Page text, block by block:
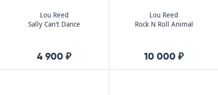
Lou Reed
Sally Can't Dance
4 900 ₽
Lou Reed
Rock N Roll Animal
10 000 ₽